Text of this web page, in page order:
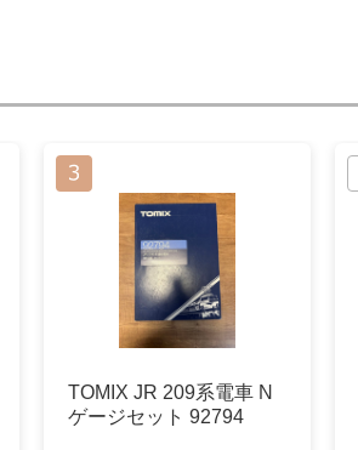
TOMIX JR 209系電車 N
ゲージセット 92794